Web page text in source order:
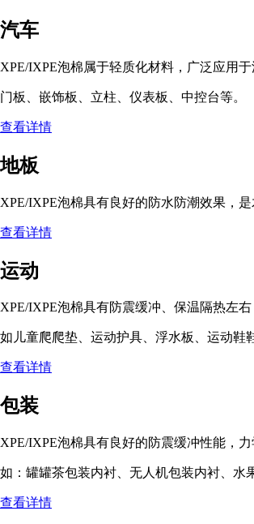
汽车
XPE/IXPE泡棉属于轻质化材料，广泛应用
门板、嵌饰板、立柱、仪表板、中控台等。
查看详情
地板
XPE/IXPE泡棉具有良好的防水防潮效果，
查看详情
运动
XPE/IXPE泡棉具有防震缓冲、保温隔热左
如儿童爬爬垫、运动护具、浮水板、运动鞋
查看详情
包装
XPE/IXPE泡棉具有良好的防震缓冲性能，
如：罐罐茶包装内衬、无人机包装内衬、水
查看详情